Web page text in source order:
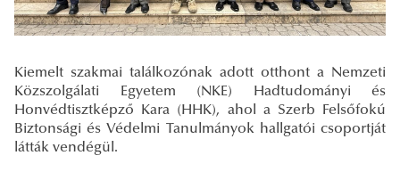
Kiemelt szakmai találkozónak adott otthont a Nemzeti
Közszolgálati Egyetem (NKE) Hadtudományi és
Honvédtisztképző Kara (HHK), ahol a Szerb Felsőfokú
Biztonsági és Védelmi Tanulmányok hallgatói csoportját
látták vendégül.